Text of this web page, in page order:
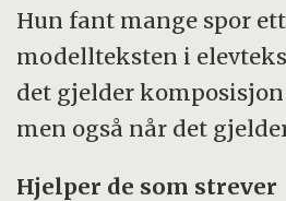
Hun fant mange spor
modellteksten i
det gjelder
men også når det
Hjelper de som strever